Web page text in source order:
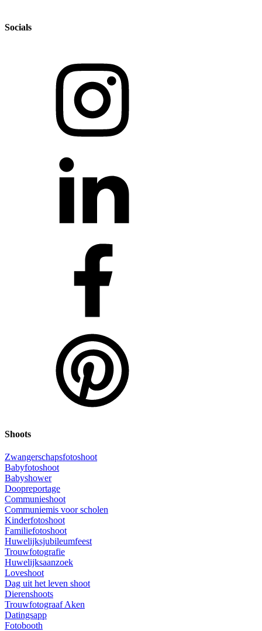
Socials
Shoots
Zwangerschapsfotoshoot
Babyfotoshoot
Babyshower
Doopreportage
Communieshoot
Communiemis voor scholen
Kinderfotoshoot
Familiefotoshoot
Huwelijksjubileumfeest
Trouwfotografie
Huwelijksaanzoek
Loveshoot
Dag uit het leven shoot
Dierenshoots
Trouwfotograaf Aken
Datingsapp
Fotobooth